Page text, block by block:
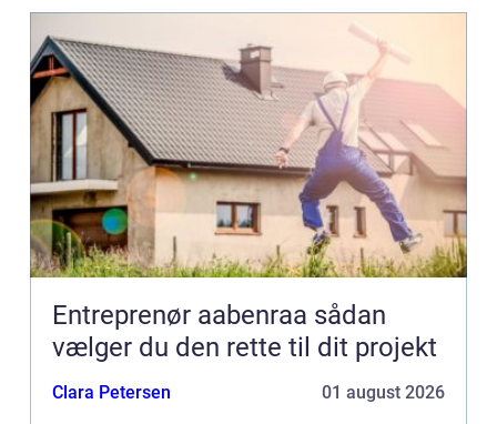
Entreprenør aabenraa sådan
vælger du den rette til dit projekt
Clara Petersen 01 august 2026